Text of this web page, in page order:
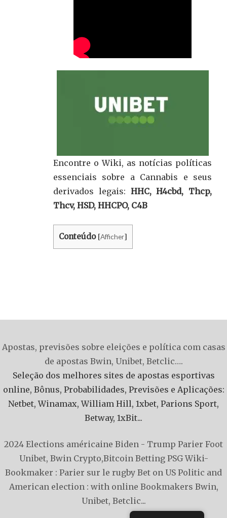
Encontre o Wiki, as notícias políticas
essenciais sobre a Cannabis e seus
derivados legais: HHC, H4cbd, Thcp,
Thcv, HSD, HHCPO, C4B
Conteúdo [Afficher]
Apostas, previsões sobre eleições e política com casas
de apostas Bwin, Unibet, Betclic….
Seleção dos melhores sites de apostas esportivas
online, Bônus, Probabilidades, Previsões e Aplicações:
Netbet, Winamax, William Hill, 1xbet, Parions Sport,
Betway, 1xBit...
2024 Elections américaine Biden - Trump Parier Foot
Unibet, Bwin Crypto,Bitcoin Betting PSG Wiki-
Bookmaker : Parier sur le rugby Bet on US Politic and
American election : with online Bookmakers Bwin,
Unibet, Betclic...